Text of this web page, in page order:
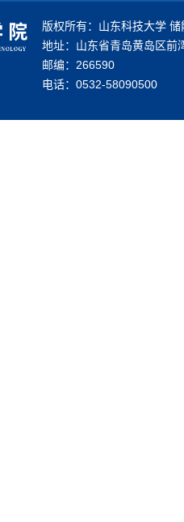
版权所有：山东科技大学
地址：山东省青岛黄岛区前
邮编：266590
电话：0532-58090500